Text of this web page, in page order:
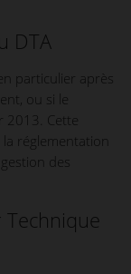
DTA
particulier après
ou si le
2013. Cette
réglementation
des
Technique